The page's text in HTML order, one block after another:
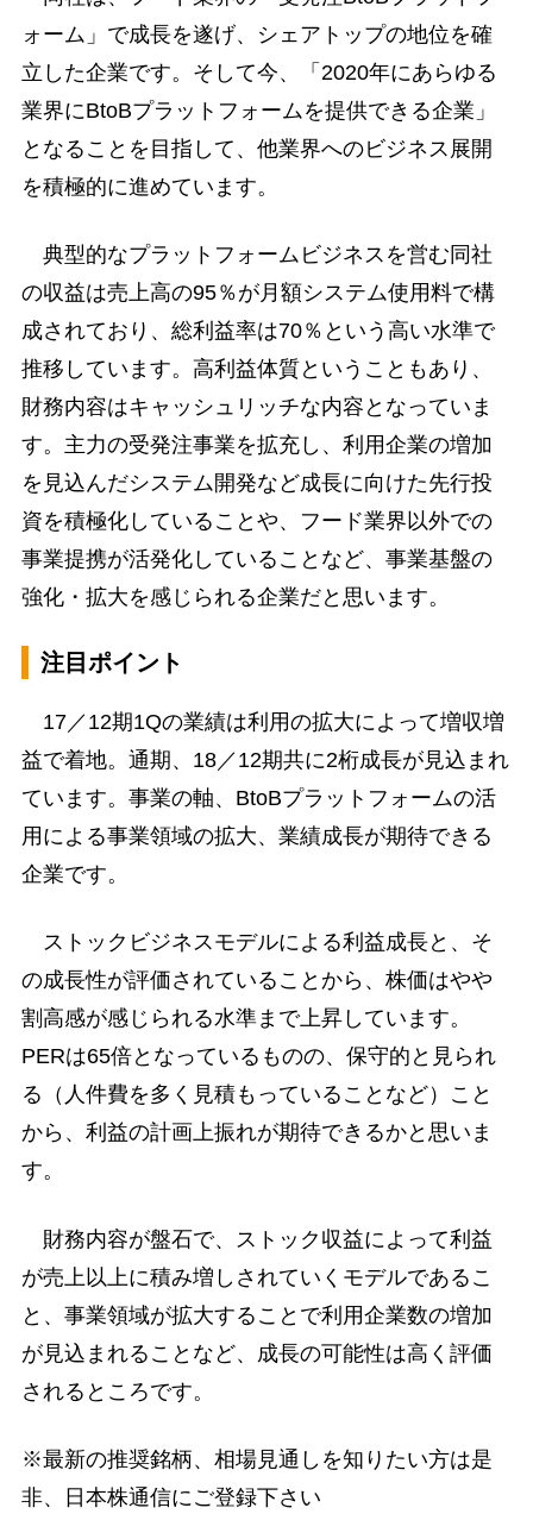
ォーム」で成長を遂げ、シェアトップの地位を確
立した企業です。そして今、「2020年にあらゆる
業界にBtoBプラットフォームを提供できる企業」
となることを目指して、他業界へのビジネス展開
を積極的に進めています。
典型的なプラットフォームビジネスを営む同社
の収益は売上高の95％が月額システム使用料で構
成されており、総利益率は70％という高い水準で
推移しています。高利益体質ということもあり、
財務内容はキャッシュリッチな内容となっていま
す。主力の受発注事業を拡充し、利用企業の増加
を見込んだシステム開発など成長に向けた先行投
資を積極化していることや、フード業界以外での
事業提携が活発化していることなど、事業基盤の
強化・拡大を感じられる企業だと思います。
注目ポイント
17／12期1Qの業績は利用の拡大によって増収増
益で着地。通期、18／12期共に2桁成長が見込まれ
ています。事業の軸、BtoBプラットフォームの活
用による事業領域の拡大、業績成長が期待できる
企業です。
ストックビジネスモデルによる利益成長と、そ
の成長性が評価されていることから、株価はやや
割高感が感じられる水準まで上昇しています。
PERは65倍となっているものの、保守的と見られ
る（人件費を多く見積もっていることなど）こと
から、利益の計画上振れが期待できるかと思いま
す。
財務内容が盤石で、ストック収益によって利益
が売上以上に積み増しされていくモデルであるこ
と、事業領域が拡大することで利用企業数の増加
が見込まれることなど、成長の可能性は高く評価
されるところです。
※最新の推奨銘柄、相場見通しを知りたい方は是
非、日本株通信にご登録下さい